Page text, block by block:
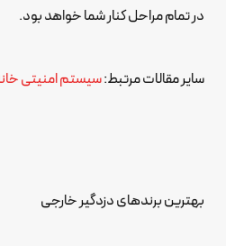
در تمام مراحل کنار شما خواهد بود.
سایر مقالات مرتبط:سیستم امنیتی
بهترین برندهای دزدگیر خارجی